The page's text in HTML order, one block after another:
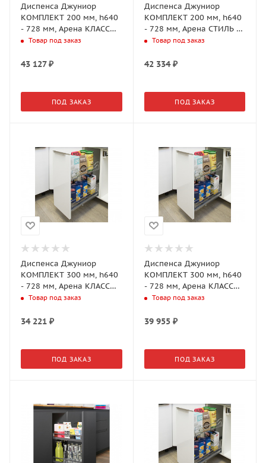
Диспенса Джуниор
КОМПЛЕКТ 200 мм, h640
- 728 мм, Арена КЛАССИК
2 полки, цвет ХРОМ,
Товар под заказ
43 127₽
ПОД ЗАКАЗ
Диспенса Джуниор
КОМПЛЕКТ 200 мм, h640
- 728 мм, Арена СТИЛЬ 2
полки, цвет АНТРАЦИТ
Товар под заказ
42 334₽
ПОД ЗАКАЗ
Диспенса Джуниор
КОМПЛЕКТ 300 мм, h640
- 728 мм, Арена КЛАССИК
2 полки, цвет ТИТАН,
Товар под заказ
34 221 ₽
ПОД ЗАКАЗ
Диспенса Джуниор
КОМПЛЕКТ 300 мм, h640
- 728 мм, Арена КЛАССИК
2 полки, цвет ХРОМ,
Товар под заказ
39 955₽
ПОД ЗАКАЗ